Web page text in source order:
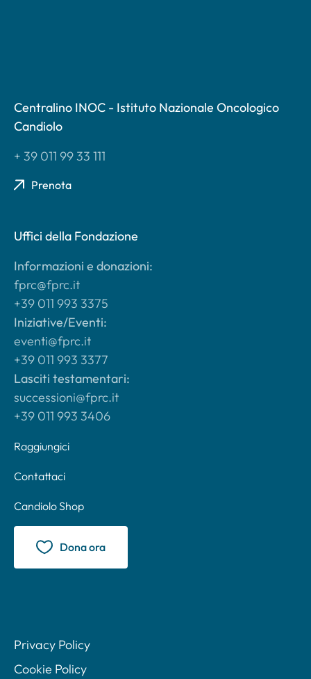
Centralino INOC - Istituto Nazionale Oncologico
Candiolo
+ 39 011 99 33 111
Prenota
Uffici della Fondazione
Informazioni e donazioni:
fprc@fprc.it
+39 011 993 3375
Iniziative/Eventi:
eventi@fprc.it
+39 011 993 3377
Lasciti testamentari:
successioni@fprc.it
+39 011 993 3406
Raggiungici
Contattaci
Candiolo Shop
Dona ora
Privacy Policy
Cookie Policy